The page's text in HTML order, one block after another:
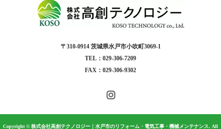
〒310-0914 茨城県水戸市小吹町3069-1
TEL：029-306-7209
FAX：029-306-9302
Copyright © 株式会社高創テクノロジー｜水戸市のリフォーム・電気工事・機械メンテナンス. All